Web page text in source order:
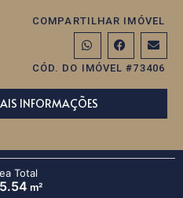
COMPARTILHAR IMÓVEL
CÓD. DO IMÓVEL #73406
INFORMAÇÕES
Total
m²